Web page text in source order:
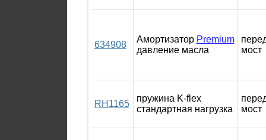
634908
Амортизатор Premium
давление масла
мост
RH1165
пружина K-flex
стандартная нагрузка
мост